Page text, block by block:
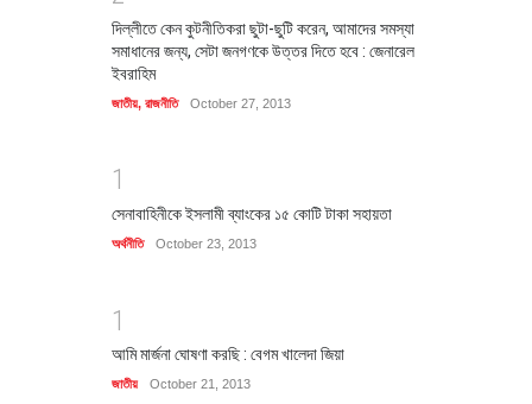
দিল্লীতে কেন কুটনীতিকরা ছুটা-ছুটি করেন, আমাদের সমস্যা
সমাধানের জন্য, সেটা জনগণকে উত্তর দিতে হবে : জেনারেল
ইবরাহিম
জাতীয়, রাজনীতি October 27, 2013
1
সেনাবাহিনীকে ইসলামী ব্যাংকের ১৫ কোটি টাকা সহায়তা
অর্থনীতি October 23, 2013
1
আমি মার্জনা ঘোষণা করছি : বেগম খালেদা জিয়া
জাতীয় October 21, 2013